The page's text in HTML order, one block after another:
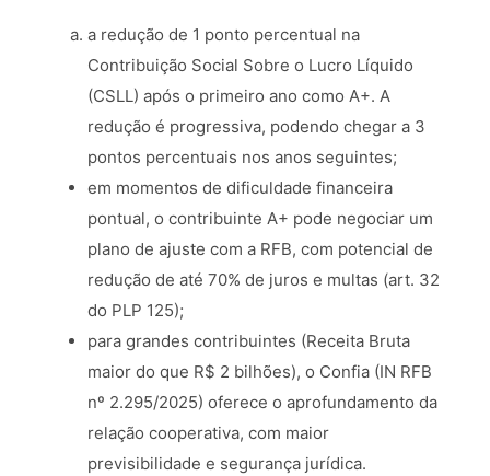
a redução de 1 ponto percentual na
Contribuição Social Sobre o Lucro Líquido
(CSLL) após o primeiro ano como A+. A
redução é progressiva, podendo chegar a 3
pontos percentuais nos anos seguintes;
em momentos de dificuldade financeira
pontual, o contribuinte A+ pode negociar um
plano de ajuste com a RFB, com potencial de
redução de até 70% de juros e multas (art. 32
do PLP 125);
para grandes contribuintes (Receita Bruta
maior do que R$ 2 bilhões), o Confia (IN RFB
nº 2.295/2025) oferece o aprofundamento da
relação cooperativa, com maior
previsibilidade e segurança jurídica.